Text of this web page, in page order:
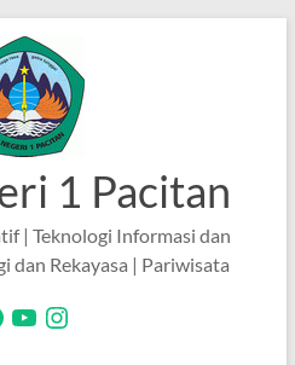
1 Pacitan
| Teknologi Informasi dan
dan Rekayasa | Pariwisata
YouTubeInstagram